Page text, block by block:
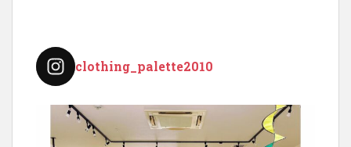
clothing_palette2010